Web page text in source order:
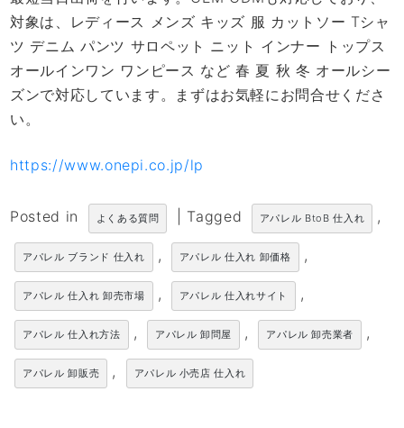
対象は、レディース メンズ キッズ 服 カットソー Tシャ
ツ デニム パンツ サロペット ニット インナー トップス
オールインワン ワンピース など 春 夏 秋 冬 オールシー
ズンで対応しています。まずはお気軽にお問合せくださ
い。
https://www.onepi.co.jp/lp
Posted in よくある質問 Tagged アパレル BtoB 仕入れ ,
アパレル ブランド 仕入れ , アパレル 仕入れ 卸価格 ,
アパレル 仕入れ 卸売市場 , アパレル 仕入れサイト ,
アパレル 仕入れ方法 , アパレル 卸問屋 , アパレル 卸売業者 ,
アパレル 卸販売 , アパレル 小売店 仕入れ